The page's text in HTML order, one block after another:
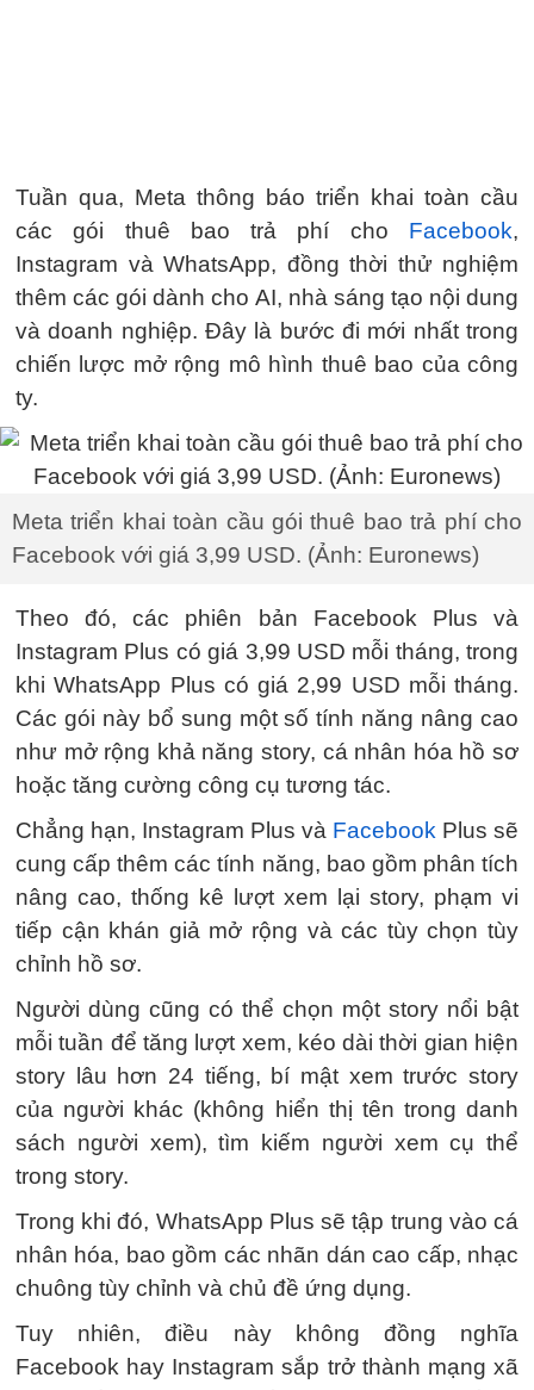
Tuần qua, Meta thông báo triển khai toàn cầu
các gói thuê bao trả phí cho Facebook,
Instagram và WhatsApp, đồng thời thử nghiệm
thêm các gói dành cho AI, nhà sáng tạo nội dung
và doanh nghiệp. Đây là bước đi mới nhất trong
chiến lược mở rộng mô hình thuê bao của công
ty.
Meta triển khai toàn cầu gói thuê bao trả phí cho
Facebook với giá 3,99 USD. (Ảnh: Euronews)
Theo đó, các phiên bản Facebook Plus và
Instagram Plus có giá 3,99 USD mỗi tháng, trong
khi WhatsApp Plus có giá 2,99 USD mỗi tháng.
Các gói này bổ sung một số tính năng nâng cao
như mở rộng khả năng story, cá nhân hóa hồ sơ
hoặc tăng cường công cụ tương tác.
Chẳng hạn, Instagram Plus và Facebook Plus sẽ
cung cấp thêm các tính năng, bao gồm phân tích
nâng cao, thống kê lượt xem lại story, phạm vi
tiếp cận khán giả mở rộng và các tùy chọn tùy
chỉnh hồ sơ.
Người dùng cũng có thể chọn một story nổi bật
mỗi tuần để tăng lượt xem, kéo dài thời gian hiện
story lâu hơn 24 tiếng, bí mật xem trước story
của người khác (không hiển thị tên trong danh
sách người xem), tìm kiếm người xem cụ thể
trong story.
Trong khi đó, WhatsApp Plus sẽ tập trung vào cá
nhân hóa, bao gồm các nhãn dán cao cấp, nhạc
chuông tùy chỉnh và chủ đề ứng dụng.
Tuy nhiên, điều này không đồng nghĩa
Facebook hay Instagram sắp trở thành mạng xã